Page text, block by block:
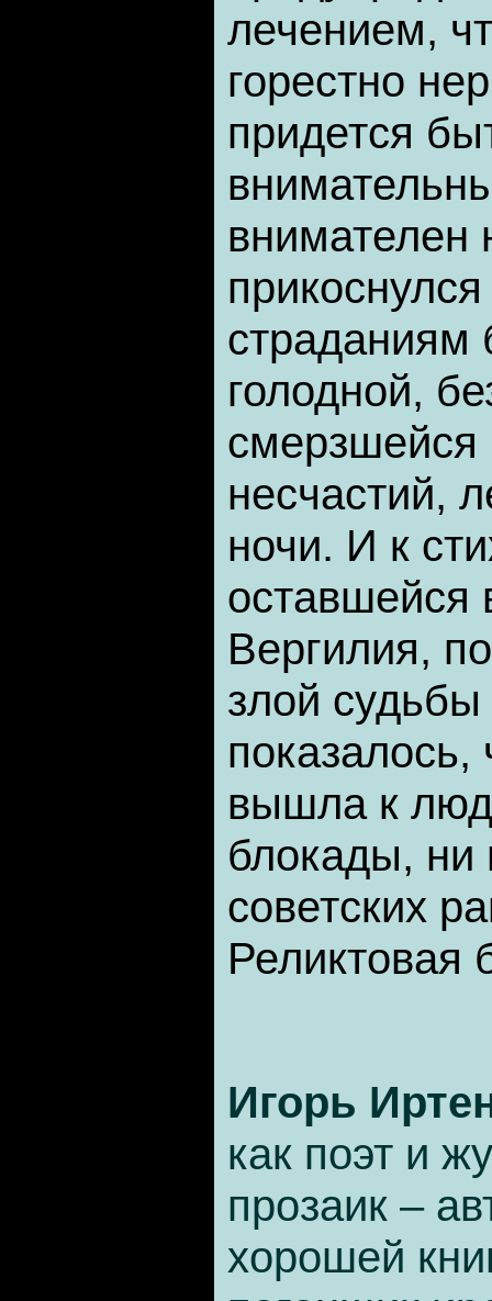
лечением,
горестно
придется
внимателен
страданиям
голодной,
смерзшейся
несчастий,
ночи. И к
оставшейся
Вергилия,
злой
вышла к
блокады, ни
советских
Реликтовая
Игорь
как поэт и
прозаик –
хорошей